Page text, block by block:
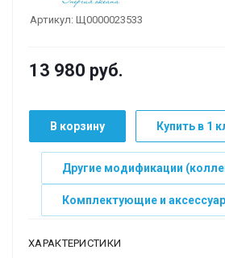
Артикул: Щ0000023533
13 980 руб.
В корзину Купить в 1
Другие модификации
Комплектующие и
ХАРАКТЕРИСТИКИ